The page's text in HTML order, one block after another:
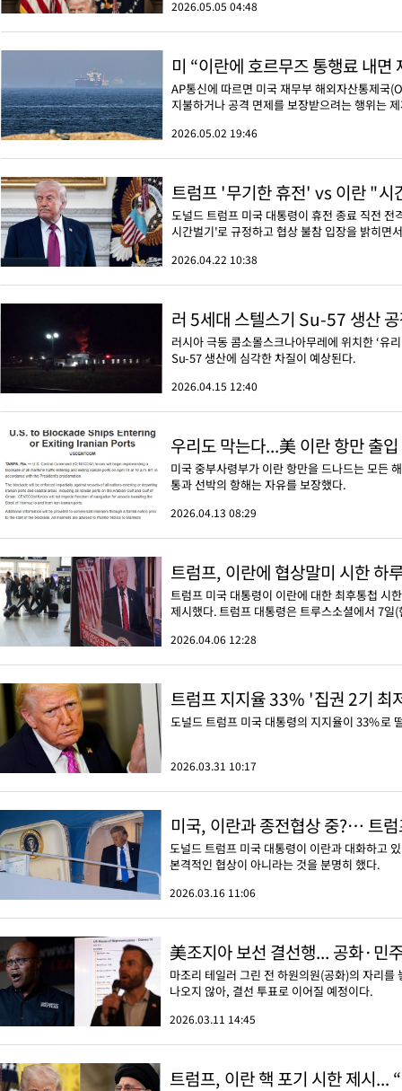
2026.05.05 04:48
미 “이란에 호르무즈 통행료 내면
AP통신에 따르면 미국 재무부 해외자산통제국
지불하거나 공격 면제를 보장받으려는 행위는
2026.05.02 19:46
트럼프 '무기한 휴전' vs 이란 "시
도널드 트럼프 미국 대통령이 휴전 종료 직전
시간벌기'로 규정하고 협상 불참 입장을 밝히면
2026.04.22 10:38
러 5세대 스텔스기 Su-57 생산
러시아 극동 콤소몰스크나아무레에 위치한 ‘유
Su-57 생산에 심각한 차질이 예상된다.
2026.04.15 12:40
우리도 막는다...美 이란 항만 출
미국 중부사령부가 이란 항만을 드나드는 모든
통과 선박의 항해는 자유를 보장했다.
2026.04.13 08:29
트럼프, 이란에 협상말미 시한 하
트럼프 미국 대통령이 이란에 대한 최후통첩 시
제시했다. 트럼프 대통령은 트루스소셜에서 7
2026.04.06 12:28
트럼프 지지율 33% '집권 2기
도널드 트럼프 미국 대통령의 지지율이 33%로
2026.03.31 10:17
미국, 이란과 종전협상 중?… 트럼
도널드 트럼프 미국 대통령이 이란과 대화하고
본격적인 협상이 아니라는 것을 분명히 했다.
2026.03.16 11:06
美조지아 보선 결선행... 공화·민
마조리 테일러 그린 전 하원의원(공화)의 자리
나오지 않아, 결선 투표로 이어질 예정이다.
2026.03.11 14:45
트럼프, 이란 핵 포기 시한 제시...